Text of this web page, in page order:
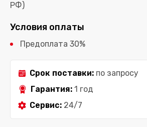
РФ)
Условия оплаты
Предоплата 30%
Срок поставки: по запросу
Гарантия: 1 год
Сервис: 24/7